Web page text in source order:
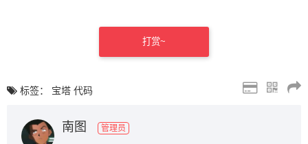
打赏~
标签： 宝塔 代码
南图 管理员